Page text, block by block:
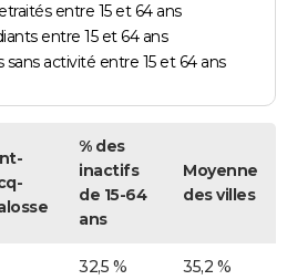
entre 15 et 64 ans
entre 15 et 64 ans
activité entre 15 et 64 ans
% des
inactifs
de 15-64
ans
Moyenne
des villes
32,5 % 35,2 %